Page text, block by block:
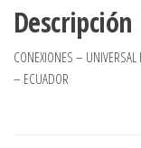
Descripción
CONEXIONES –
– ECUADOR